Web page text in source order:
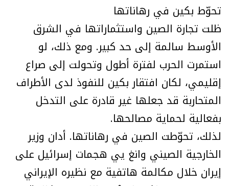
تحوّط بكين في رهاناتها
ظلت تجارة الصين واستثماراتها في الشرق
الأوسط سالمة إلى حد كبير. ومع ذلك، لو
استمرت الحرب لفترة أطول وتحولت إلى صراع
إقليمي، لكان افتقار بكين للنفوذ لدى الأطراف
المتحاربة قد جعلها غير قادرة على التدخل
بفعالية لحماية مصالحها.
لذلك، تحوّطت الصين في رهاناتها. أدان وزير
الخارجية الصيني وانغ يي هجمات إسرائيل على
إيران خلال مكالمة هاتفية مع نظيره الإيراني